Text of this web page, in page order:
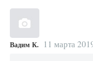
Вадим К. 11 марта